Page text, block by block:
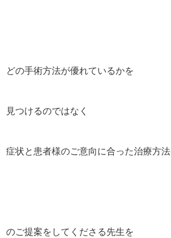
どの手術方法が優れているかを
見つけるのではなく
症状と患者様のご意向に合った治療方法
のご提案をしてくださる先生を